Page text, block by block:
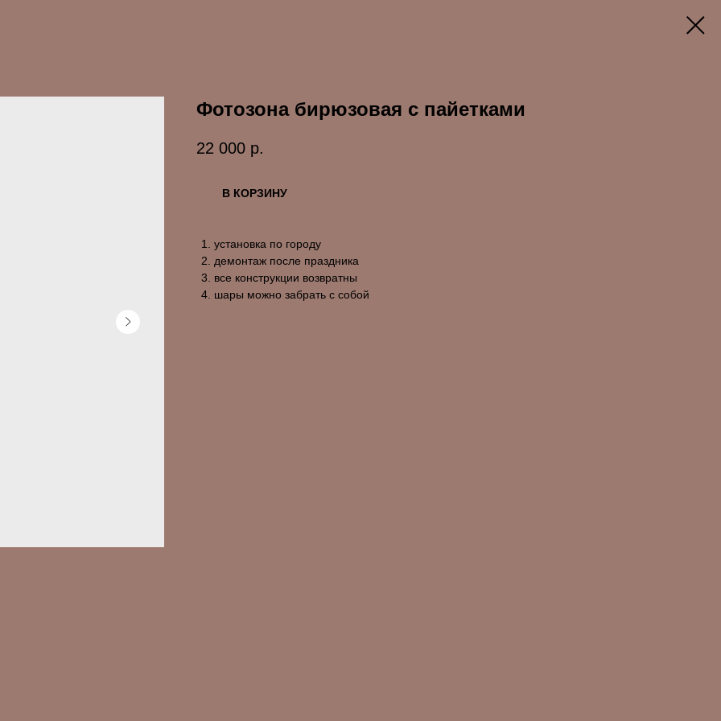
Фотозона бирюзовая с пайетками
22 000 р.
В КОРЗИНУ
установка по городу
демонтаж после праздника
все конструкции возвратны
шары можно забрать с собой